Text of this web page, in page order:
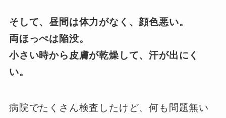
そして、昼間は体力がなく、顔色悪い。
両ほっぺは陥没。
小さい時から皮膚が乾燥して、汗が出にく
い。
病院でたくさん検査したけど、何も問題無い